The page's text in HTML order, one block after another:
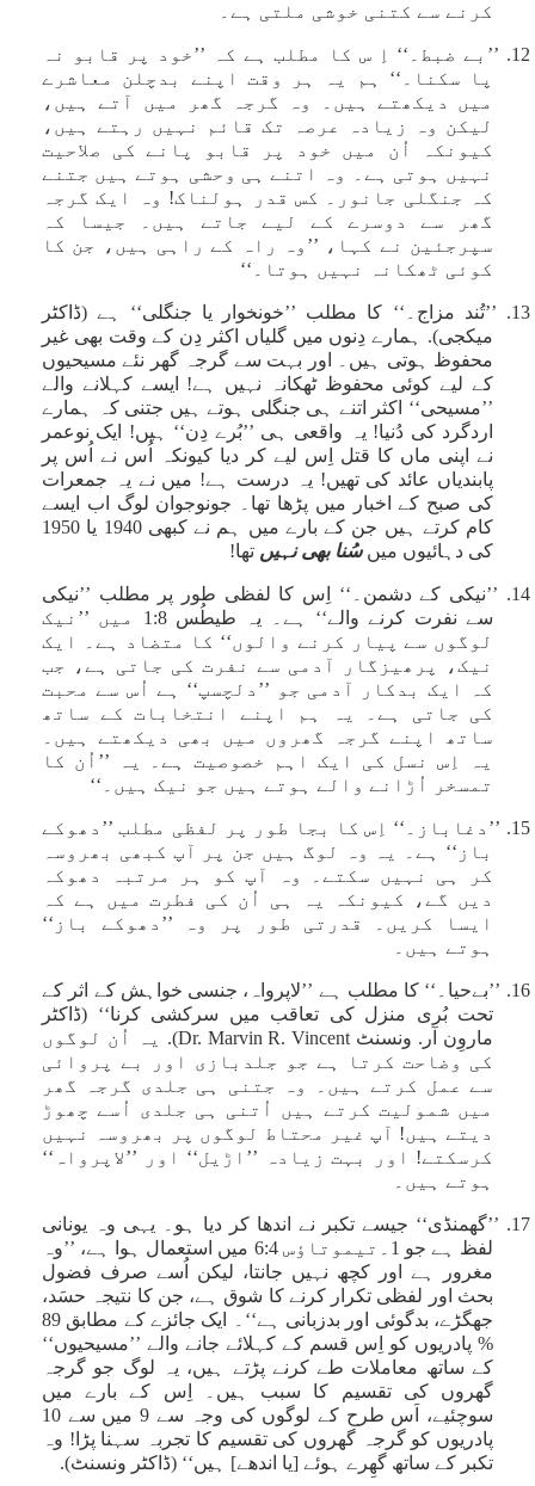
کرنے سے کتنی خوشی ملتی ہے۔
12. ’’بے ضبط۔‘‘ اِ س کا مطلب ہے کہ ’’خود پر قابو نہ
پا سکنا۔‘‘ ہم یہ ہر وقت اپنے بدچلن معاشرے
میں دیکھتے ہیں۔ وہ گرجہ گھر میں آتے ہیں،
لیکن وہ زیادہ عرصہ تک قائم نہیں رہتے ہیں،
کیونکہ اُن میں خود پر قابو پانے کی صلاحیت
نہیں ہوتی ہے۔ وہ اتنے ہی وحشی ہوتے ہیں جتنے
کہ جنگلی جانور۔ کس قدر ہولناک! وہ ایک گرجہ
گھر سے دوسرے کے لیے جاتے ہیں۔ جیسا کہ
سپرجئین نے کہا، ’’وہ راہ کے راہی ہیں، جن کا
کوئی ٹھکانہ نہیں ہوتا۔‘‘
13. ’’تُند مزاج۔‘‘ کا مطلب ’’خونخوار یا جنگلی‘‘ ہے (ڈاکٹر
میکجی). ہمارے دِنوں میں گلیاں اکثر دِن کے وقت بھی غیر
محفوظ ہوتی ہیں۔ اور بہت سے گرجہ گھر نئے مسیحیوں
کے لیے کوئی محفوظ ٹھکانہ نہیں ہے! ایسے کہلانے والے
’’مسیحی‘‘ اکثر اتنے ہی جنگلی ہوتے ہیں جتنی کہ ہمارے
اردگرد کی دُنیا! یہ واقعی ہی ’’بُرے دِن‘‘ ہیں! ایک نوعمر
نے اپنی ماں کا قتل اِس لیے کر دیا کیونکہ اُس نے اُس پر
پابندیاں عائد کی تھیں! یہ درست ہے! میں نے یہ جمعرات
کی صبح کے اخبار میں پڑھا تھا۔ جونوجوان لوگ اب ایسے
کام کرتے ہیں جن کے بارے میں ہم نے کبھی 1940 یا 1950
کی دہائیوں میںسُنا بھی نہیں تھا!
14. ’’نیکی کے دشمن۔‘‘ اِس کا لفظی طور پر مطلب ’’نیکی
سے نفرت کرنے والے‘‘ ہے۔ یہ طیطُس 1:8 میں ’’نیک
لوگوں سے پیار کرنے والوں‘‘ کا متضاد ہے۔ ایک
نیک، پرھیزگار آدمی سے نفرت کی جاتی ہے، جب
کہ ایک بدکار آدمی جو ’’دلچسپ‘‘ ہے اُس سے محبت
کی جاتی ہے۔ یہ ہم اپنے انتخابات کے ساتھ
ساتھ اپنے گرجہ گھروں میں بھی دیکھتے ہیں۔
یہ اِس نسل کی ایک اہم خصوصیت ہے۔ یہ ’’اُن کا
تمسخر اُڑانے والے ہوتے ہیں جو نیک ہیں۔‘‘
15. ’’دغاباز۔‘‘ اِس کا بجا طور پر لفظی مطلب ’’دھوکے
باز‘‘ ہے۔ یہ وہ لوگ ہیں جن پر آپ کبھی بھروسہ
کر ہی نہیں سکتے۔ وہ آپ کو ہر مرتبہ دھوکہ
دیں گے، کیونکہ یہ ہی اُن کی فطرت میں ہے کہ
ایسا کریں۔ قدرتی طور پر وہ ’’دھوکے باز‘‘
ہوتے ہیں۔
16. ’’بےحیا۔‘‘ کا مطلب ہے ’’لاپرواہ، جنسی خواہش کے اثر کے
تحت بُری منزل کی تعاقب میں سرکشی کرنا‘‘ (ڈاکٹر
ماروِن آر. ونسنٹ Dr. Marvin R. Vincent). یہ اُن لوگوں
کی وضاحت کرتا ہے جو جلدبازی اور بے پروائی
سے عمل کرتے ہیں۔ وہ جتنی ہی جلدی گرجہ گھر
میں شمولیت کرتے ہیں اُتنی ہی جلدی اُسے چھوڑ
دیتے ہیں! آپ غیر محتاط لوگوں پر بھروسہ نہیں
کرسکتے! اور بہت زیادہ ’’اڑیل‘‘ اور ’’لاپرواہ‘‘
ہوتے ہیں۔
17. ’’گھمنڈی‘‘ جیسے تکبر نے اندھا کر دیا ہو۔ یہی وہ یونانی
لفظ ہے جو 1۔تیموتاؤس 6:4 میں استعمال ہوا ہے، ’’وہ
مغرور ہے اور کچھ نہیں جانتا، لیکن اُسے صرف فضول
بحث اور لفظی تکرار کرنے کا شوق ہے، جن کا نتیجہ حسَد،
جھگڑے، بدگوئی اور بدزبانی ہے‘‘۔ ایک جائزے کے مطابق 89
% پادریوں کو اِس قسم کے کہلائے جانے والے ’’مسیحیوں‘‘
کے ساتھ معاملات طے کرنے پڑتے ہیں، یہ لوگ جو گرجہ
گھروں کی تقسیم کا سبب ہیں۔ اِس کے بارے میں
سوچئیے، اَس طرح کے لوگوں کی وجہ سے 9 میں سے 10
پادریوں کو گرجہ گھروں کی تقسیم کا تجربہ سہنا پڑا! وہ
تکبر کے ساتھ گھِرے ہوئے [یا اندھے] ہیں‘‘ (ڈاکٹر ونسنٹ).